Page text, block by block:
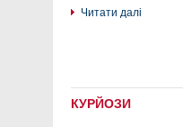
Читати далі
КУРЙОЗИ